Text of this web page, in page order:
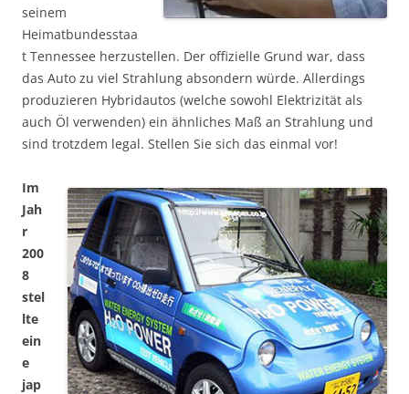
seinem
Heimatbundesstaa
t Tennessee herzustellen. Der offizielle Grund war, dass
das Auto zu viel Strahlung absondern würde. Allerdings
produzieren Hybridautos (welche sowohl Elektrizität als
auch Öl verwenden) ein ähnliches Maß an Strahlung und
sind trotzdem legal. Stellen Sie sich das einmal vor!
Im
Jah
r
200
8
stel
lte
ein
e
jap